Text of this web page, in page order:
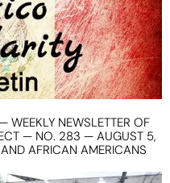
WEEKLY NEWSLETTER OF
— NO. 283 — AUGUST 5,
AFRICAN AMERICANS